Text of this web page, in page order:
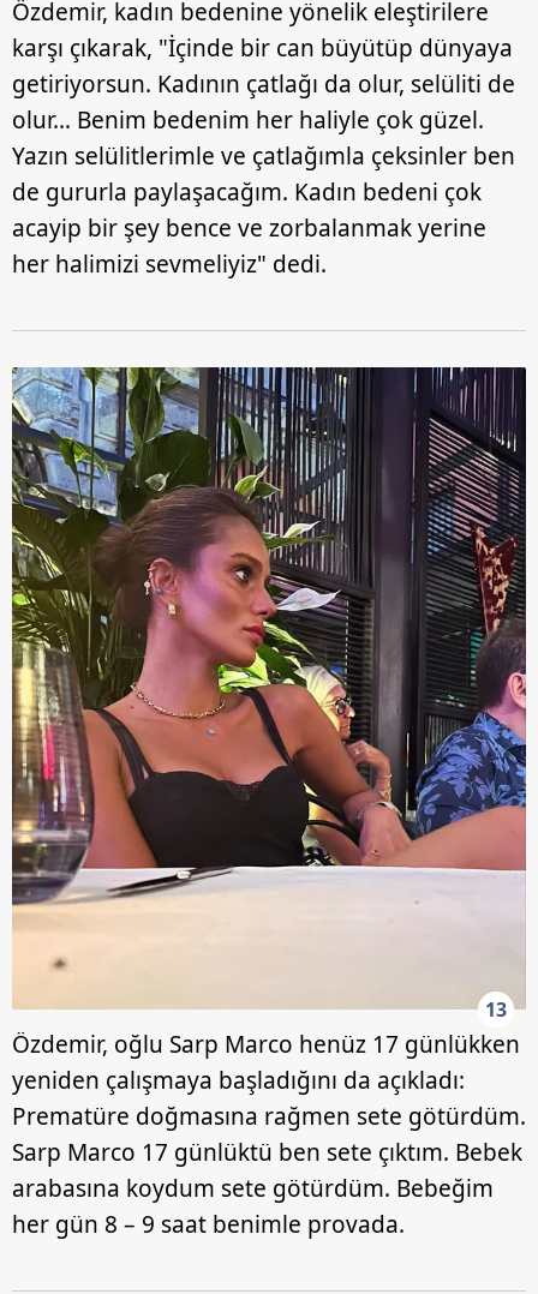
Özdemir, kadın bedenine yönelik eleştirilere
karşı çıkarak, "İçinde bir can büyütüp dünyaya
getiriyorsun. Kadının çatlağı da olur, selüliti de
olur… Benim bedenim her haliyle çok güzel.
Yazın selülitlerimle ve çatlağımla çeksinler ben
de gururla paylaşacağım. Kadın bedeni çok
acayip bir şey bence ve zorbalanmak yerine
her halimizi sevmeliyiz" dedi.
13
Özdemir, oğlu Sarp Marco henüz 17 günlükken
yeniden çalışmaya başladığını da açıkladı:
Prematüre doğmasına rağmen sete götürdüm.
Sarp Marco 17 günlüktü ben sete çıktım. Bebek
arabasına koydum sete götürdüm. Bebeğim
her gün 8 – 9 saat benimle provada.